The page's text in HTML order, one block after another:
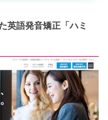
英語発音矯正「ハミ